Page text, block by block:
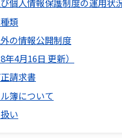
個人情報保護制度の運用状
類
の情報公開制度
4月16日 更新）
請求書
簿について
い